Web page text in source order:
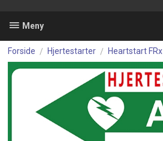
Meny
Forside Hjertestarter Heartstart FRx